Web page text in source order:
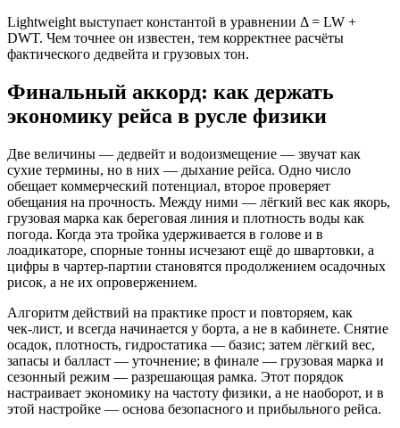
Lightweight выступает константой в уравнении Δ = LW +
DWT. Чем точнее он известен, тем корректнее расчёты
фактического дедвейта и грузовых тон.
Финальный аккорд: как держать
экономику рейса в русле физики
Две величины — дедвейт и водоизмещение — звучат как
сухие термины, но в них — дыхание рейса. Одно число
обещает коммерческий потенциал, второе проверяет
обещания на прочность. Между ними — лёгкий вес как якорь,
грузовая марка как береговая линия и плотность воды как
погода. Когда эта тройка удерживается в голове и в
лоадикаторе, спорные тонны исчезают ещё до швартовки, а
цифры в чартер‑партии становятся продолжением осадочных
рисок, а не их опровержением.
Алгоритм действий на практике прост и повторяем, как
чек‑лист, и всегда начинается у борта, а не в кабинете. Снятие
осадок, плотность, гидростатика — базис; затем лёгкий вес,
запасы и балласт — уточнение; в финале — грузовая марка и
сезонный режим — разрешающая рамка. Этот порядок
настраивает экономику на частоту физики, а не наоборот, и в
этой настройке — основа безопасного и прибыльного рейса.